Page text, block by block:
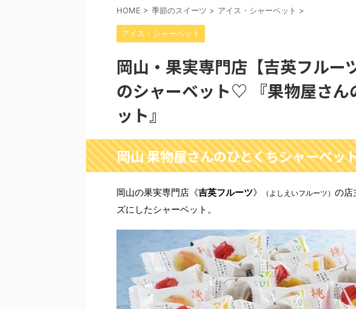
HOME > 季節のスイーツ > アイス・シャーベット >
アイス・シャーベット
岡山・果実専門店【吉英フルー
のシャーベット♡ 『果物屋さん
ット』
岡山 果物屋さんのひとくちシャーベッ
岡山の果実専門店《吉英フルーツ》 （よしえいフルーツ） の店
ズにしたシャーベット。